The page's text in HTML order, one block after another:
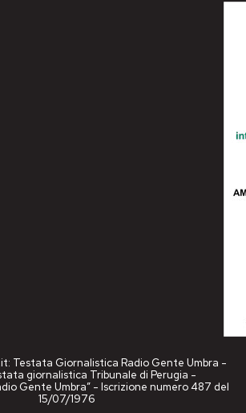
Testata Giornalistica Radio Gente Umbra -
giornalistica Tribunale di Perugia -
Gente Umbra” - Iscrizione numero 487 del
15/07/1976